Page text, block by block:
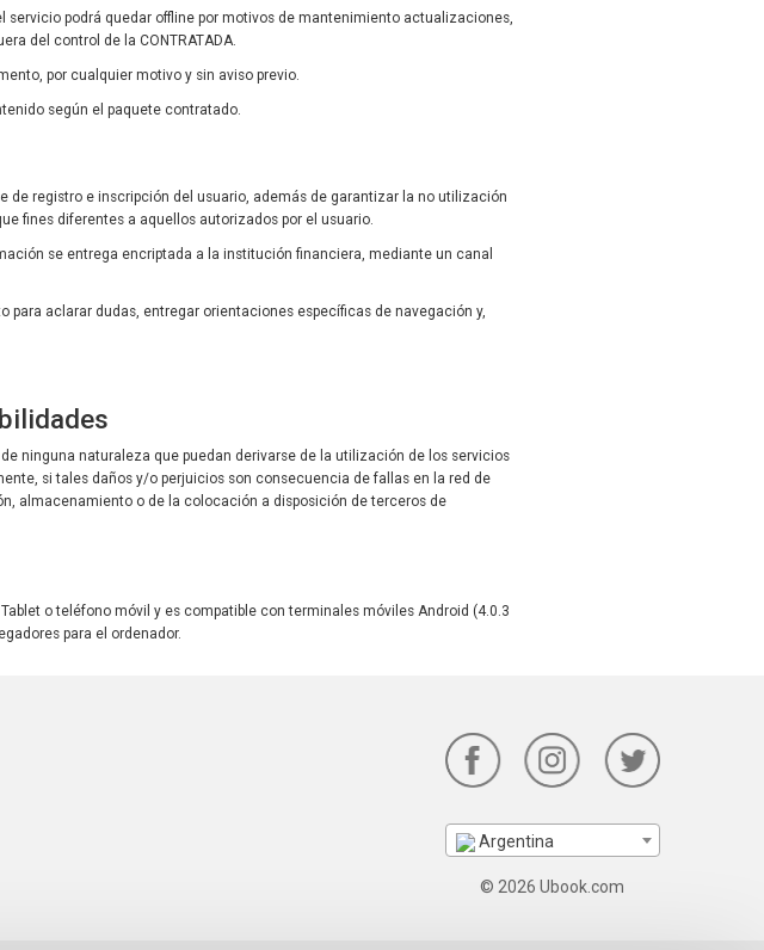
podrá quedar offline por motivos de mantenimiento actualizaciones,
del control de la CONTRATADA.
por cualquier motivo y sin aviso previo.
según el paquete contratado.
registro e inscripción del usuario, además de garantizar la no utilización
fines diferentes a aquellos autorizados por el usuario.
se entrega encriptada a la institución financiera, mediante un canal
aclarar dudas, entregar orientaciones específicas de navegación y,
ninguna naturaleza que puedan derivarse de la utilización de los servicios
si tales daños y/o perjuicios son consecuencia de fallas en la red de
almacenamiento o de la colocación a disposición de terceros de
o teléfono móvil y es compatible con terminales móviles Android (4.0.3
para el ordenador.
Argentina
© 2026 Ubook.com